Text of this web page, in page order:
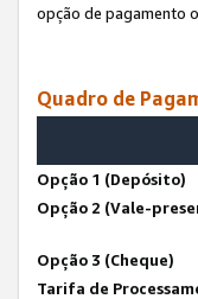
opção de pagamento
Quadro de
Opção 1 (Depósito)
Opção 2 (Vale-
Opção 3 (Cheque)
Tarifa de